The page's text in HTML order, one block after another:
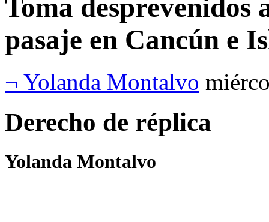
Toma desprevenidos
pasaje en Cancún e
¬ Yolanda Montalvo
Derecho de réplica
Yolanda Montalvo